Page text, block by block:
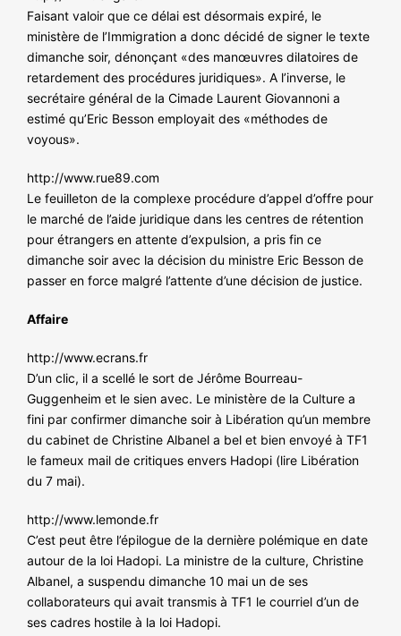
Faisant valoir que ce délai est désormais expiré, le
ministère de l’Immigration a donc décidé de signer le texte
dimanche soir, dénonçant «des manœuvres dilatoires de
retardement des procédures juridiques». A l’inverse, le
secrétaire général de la Cimade Laurent Giovannoni a
estimé qu’Eric Besson employait des «méthodes de
voyous».
http://www.rue89.com
Le feuilleton de la complexe procédure d’appel d’offre pour
le marché de l’aide juridique dans les centres de rétention
pour étrangers en attente d’expulsion, a pris fin ce
dimanche soir avec la décision du ministre Eric Besson de
passer en force malgré l’attente d’une décision de justice.
Affaire
http://www.ecrans.fr
D’un clic, il a scellé le sort de Jérôme Bourreau-
Guggenheim et le sien avec. Le ministère de la Culture a
fini par confirmer dimanche soir à Libération qu’un membre
du cabinet de Christine Albanel a bel et bien envoyé à TF1
le fameux mail de critiques envers Hadopi (lire Libération
du 7 mai).
http://www.lemonde.fr
C’est peut être l’épilogue de la dernière polémique en date
autour de la loi Hadopi. La ministre de la culture, Christine
Albanel, a suspendu dimanche 10 mai un de ses
collaborateurs qui avait transmis à TF1 le courriel d’un de
ses cadres hostile à la loi Hadopi.